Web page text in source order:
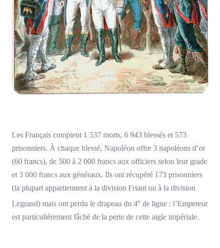
Les Français comptent 1 537 morts, 6 943 blessés et 573
prisonniers. À chaque blessé, Napoléon offre 3 napoléons d’or
(60 francs), de 500 à 2 000 francs aux officiers selon leur grade
et 3 000 francs aux généraux. Ils ont récupéré 173 prisonniers
(la plupart appartiennent à la division Friant ou à la division
Legrand) mais ont perdu le drapeau du 4e de ligne : l’Empereur
est particulièrement fâché de la perte de cette aigle impériale.